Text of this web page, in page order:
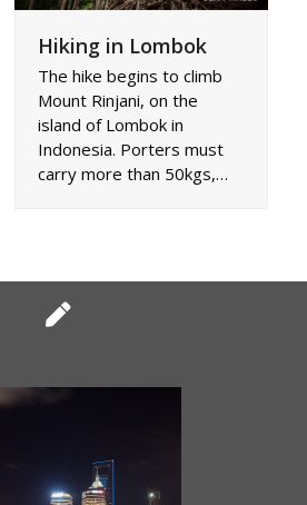
Hiking in Lombok
The hike begins to climb
Mount Rinjani, on the
island of Lombok in
Indonesia. Porters must
carry more than 50kgs,…